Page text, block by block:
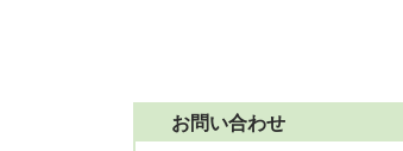
お問い合わせ